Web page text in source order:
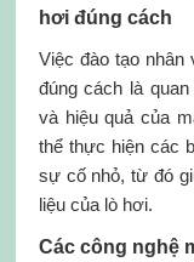
hơi đúng cách
Việc đào tạo
đúng cách là
và hiệu quả của
thể thực hiện các
sự cố nhỏ, từ đó
liệu của lò hơi.
Các công nghệ